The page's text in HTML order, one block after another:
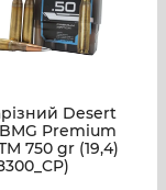
Desert
Premium
750 gr (19,4)